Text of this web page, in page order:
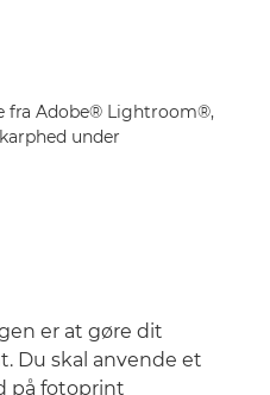
fra Adobe® Lightroom®,
under
er at gøre dit
Du skal anvende et
på fotoprint